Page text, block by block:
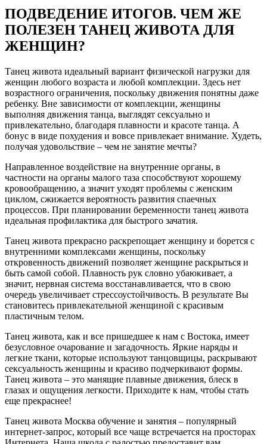
ПОДВЕДЕНИЕ ИТОГОВ. ЧЕМ ЖЕ
ПОЛЕЗЕН ТАНЕЦ ЖИВОТА ДЛЯ
ЖЕНЩИН?
Танец живота идеальный вариант физической нагрузки для
женщин любого возраста и любой комплекции. Здесь нет
возрастного ограничения, поскольку движения понятны даже
ребенку. Вне зависимости от комплекции, женщины
выполняя движения танца, выглядят сексуально и
привлекательно, благодаря плавности и красоте танца. А
бонус в виде похудения и вовсе привлекает внимание. Худеть,
получая удовольствие – чем не занятие мечты?
Направленное воздействие на внутренние органы, в
частности на органы малого таза способствуют хорошему
кровообращению, а значит уходят проблемы с женским
циклом, сжижается вероятность развития спаечных
процессов. При планировании беременности танец живота
идеальная профилактика для быстрого зачатия.
Танец живота прекрасно раскрепощает женщину и борется с
внутренними комплексами женщины, поскольку
откровенность движений позволяет женщине раскрыться и
быть самой собой. Плавность рук словно убаюкивает, а
значит, нервная система восстанавливается, что в свою
очередь увеличивает стрессоустойчивость. В результате Вы
становитесь привлекательной женщиной с красивым
пластичным телом.
Танец живота, как и все пришедшее к нам с Востока, имеет
безусловное очарование и загадочность. Яркие наряды и
легкие ткани, которые используют танцовщицы, раскрывают
сексуальность женщины и красиво подчеркивают формы.
Танец живота – это манящие плавные движения, блеск в
глазах и ощущения легкости. Приходите к нам, чтобы стать
еще прекраснее!
Танец живота Москва обучение и занятия – популярный
интернет-запрос, который все чаще встречается на просторах